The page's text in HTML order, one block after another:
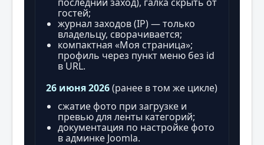
гостей;
журнал заходов (IP) — только
владельцу, сворачивается;
компактная «Моя страница»;
профиль через пункт меню без id
в URL.
26 июня 2026(ранее в том же цикле)
сжатие фото при загрузке и
превью для ленты категорий;
документация по настройке фото
в админке Joomla.